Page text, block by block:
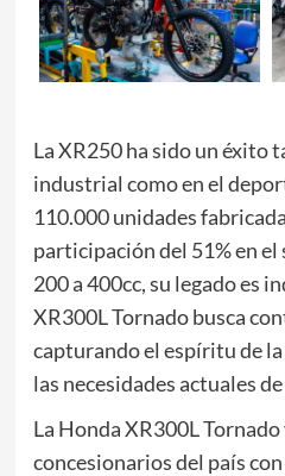
La XR250 ha sido un éxito
industrial como en el
110.000 unidades
participación del 51% en
200 a 400cc, su legado es
XR300L Tornado busca
capturando el espíritu de
las necesidades actuales
La Honda XR300L
concesionarios del país